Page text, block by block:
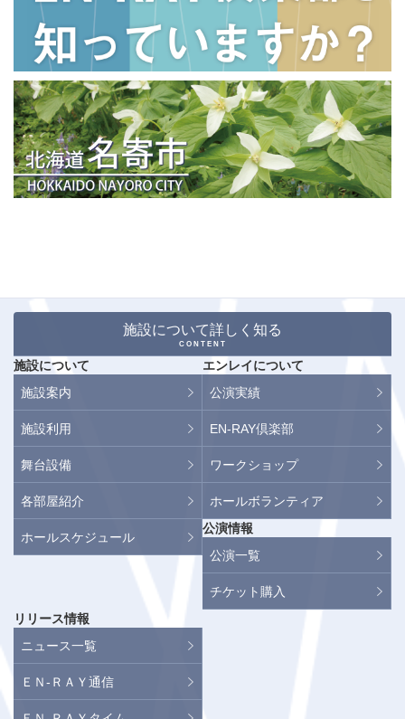
施設について詳しく知る
CONTENT
施設について
施設案内
施設利用
舞台設備
各部屋紹介
ホールスケジュール
エンレイについて
公演実績
EN-RAY倶楽部
ワークショップ
ホールボランティア
公演情報
公演一覧
チケット購入
リリース情報
ニュース一覧
ＥＮ-ＲＡＹ通信